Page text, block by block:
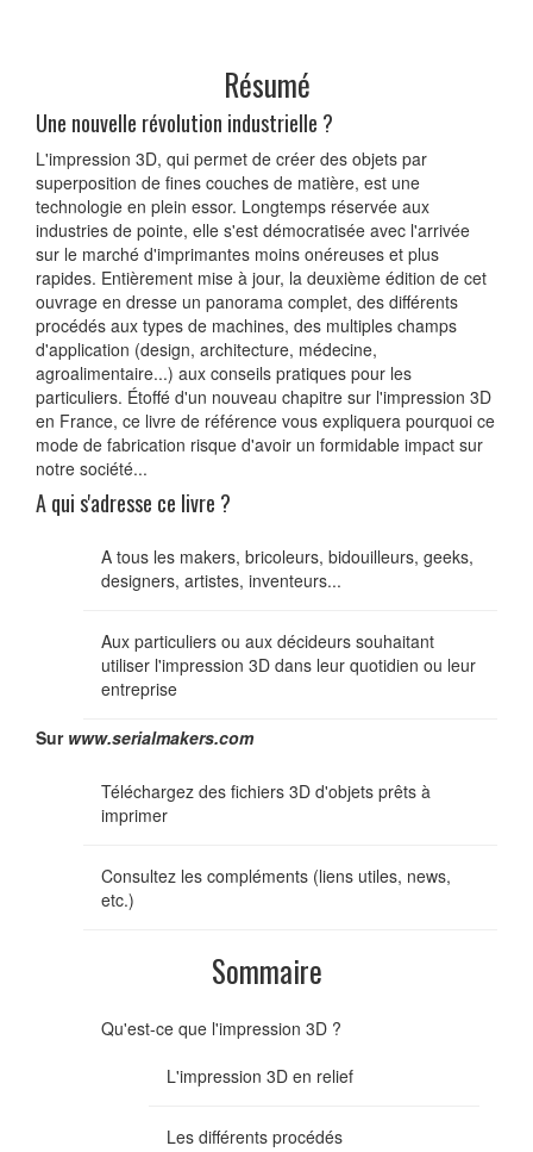
Résumé
Une nouvelle révolution industrielle ?
L'impression 3D, qui permet de créer des objets par
superposition de fines couches de matière, est une
technologie en plein essor. Longtemps réservée aux
industries de pointe, elle s'est démocratisée avec l'arrivée
sur le marché d'imprimantes moins onéreuses et plus
rapides. Entièrement mise à jour, la deuxième édition de cet
ouvrage en dresse un panorama complet, des différents
procédés aux types de machines, des multiples champs
d'application (design, architecture, médecine,
agroalimentaire...) aux conseils pratiques pour les
particuliers. Étoffé d'un nouveau chapitre sur l'impression 3D
en France, ce livre de référence vous expliquera pourquoi ce
mode de fabrication risque d'avoir un formidable impact sur
notre société...
A qui s'adresse ce livre ?
A tous les makers, bricoleurs, bidouilleurs, geeks,
designers, artistes, inventeurs...
Aux particuliers ou aux décideurs souhaitant
utiliser l'impression 3D dans leur quotidien ou leur
entreprise
Sur www.serialmakers.com
Téléchargez des fichiers 3D d'objets prêts à
imprimer
Consultez les compléments (liens utiles, news,
etc.)
Sommaire
Qu'est-ce que l'impression 3D ?
L'impression 3D en relief
Les différents procédés